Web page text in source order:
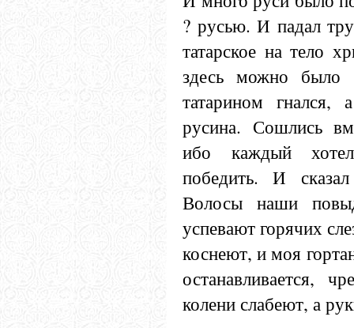
? русью. И падал
татарское на тело
здесь можно было
татарином гнался,
русина. Сошлись
ибо каждый
победить. И
Волосы наши
успевают горячих
коснеют, и моя
останавливается,
колени слабеют, а